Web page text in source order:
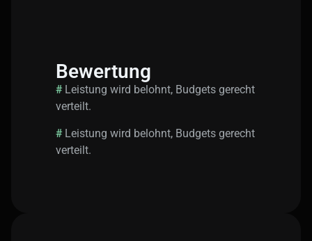
Bewertung
# Leistung wird belohnt, Budgets gerecht
verteilt.
# Leistung wird belohnt, Budgets gerecht
verteilt.